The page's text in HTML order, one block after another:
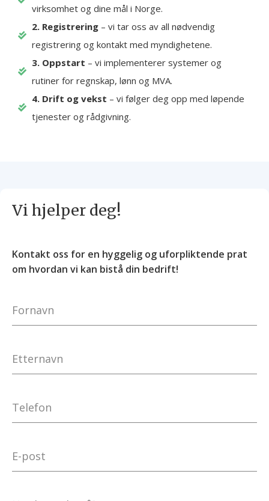
virksomhet og dine mål i Norge.
2. Registrering– vi tar oss av all nødvendig
registrering og kontakt med myndighetene.
3. Oppstart – vi implementerer systemer og
rutiner for regnskap, lønn og MVA.
4. Drift og vekst – vi følger deg opp med løpende
tjenester og rådgivning.
Vi hjelper deg!
Kontakt oss for en hyggelig og uforpliktende prat
om hvordan vi kan bistå din bedrift!